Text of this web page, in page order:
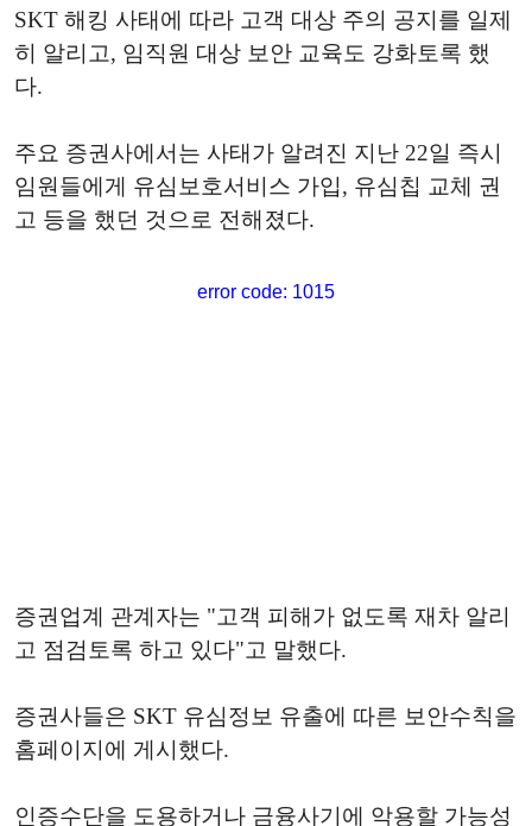
SKT 해킹 사태에 따라 고객 대상 주의 공지를 일제
히 알리고, 임직원 대상 보안 교육도 강화토록 했
다.
주요 증권사에서는 사태가 알려진 지난 22일 즉시
임원들에게 유심보호서비스 가입, 유심칩 교체 권
고 등을 했던 것으로 전해졌다.
증권업계 관계자는 "고객 피해가 없도록 재차 알리
고 점검토록 하고 있다"고 말했다.
증권사들은 SKT 유심정보 유출에 따른 보안수칙을
홈페이지에 게시했다.
인증수단을 도용하거나 금융사기에 악용할 가능성